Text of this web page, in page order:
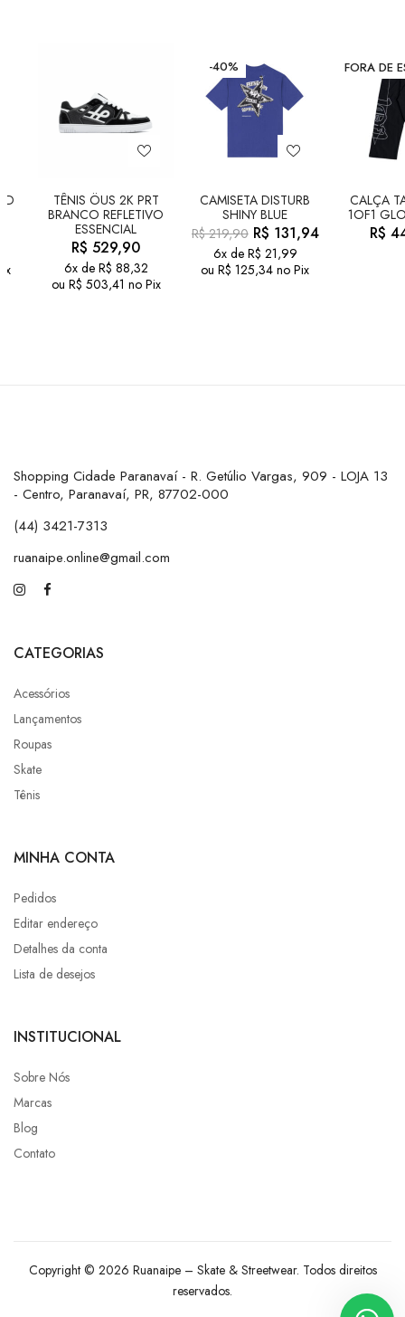
TÊNIS ÖUS 2K PRT
BRANCO REFLETIVO
ESSENCIAL
R$ 529,90
6x de R$ 88,32
ou R$ 503,41 no Pix
-40%
CAMISETA DISTURB
SHINY BLUE
R$219,90 R$ 131,94
6x de R$ 21,99
ou R$ 125,34 no Pix
FORA DE
CALÇA
1OF1
R$
Shopping Cidade Paranavaí - R. Getúlio Vargas, 909 - LOJA 13
- Centro, Paranavaí, PR, 87702-000
(44) 3421-7313
ruanaipe.online@gmail.com
CATEGORIAS
Acessórios
Lançamentos
Roupas
Skate
Tênis
MINHA CONTA
Pedidos
Editar endereço
Detalhes da conta
Lista de desejos
INSTITUCIONAL
Sobre Nós
Marcas
Blog
Contato
Copyright © 2026 Ruanaipe – Skate & Streetwear. Todos direitos
reservados.